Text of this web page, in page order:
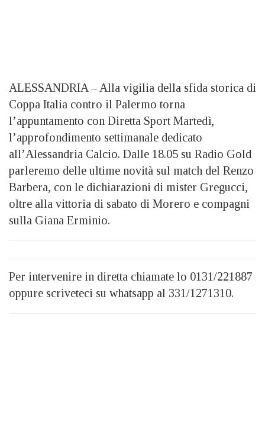
ALESSANDRIA – Alla vigilia della sfida storica di
Coppa Italia contro il Palermo torna
l’appuntamento con Diretta Sport Martedì,
l’approfondimento settimanale dedicato
all’Alessandria Calcio. Dalle 18.05 su Radio Gold
parleremo delle ultime novità sul match del Renzo
Barbera, con le dichiarazioni di mister Gregucci,
oltre alla vittoria di sabato di Morero e compagni
sulla Giana Erminio.
Per intervenire in diretta chiamate lo 0131/221887
oppure scriveteci su whatsapp al 331/1271310.